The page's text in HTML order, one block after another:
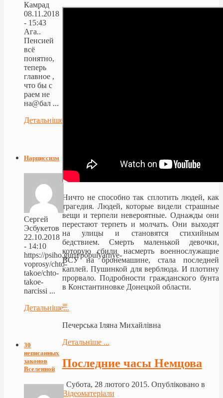
Ничто не способно так сплотить людей, как
трагедия. Людей, которые видели страшные
вещи и терпели невероятные. Однажды они
перестают терпеть и молчать. Они выходят
на улицы и становятся стихийным
бедствием. Смерть маленькой девочки,
которую сбили насмерть военнослужащие
ВСУ на бронемашине, стала последней
каплей. Пушинкой для верблюда. И плотину
прорвало. Подробности гражданского бунта
в Константиновке Донецкой области.
≡
Печерська Іляна Михайлівна
Детальніше ...
Последние часы Немцова
Субота, 28 лютого 2015. Опубліковано в
Відеоматеріали
Камрад
08.11.2018
- 15:43
Ага..
Пенсией
всё
понятно,
теперь
главное ,
что бы с
раем не
на@бал ...
Детальніше...
Нарциссизм
Сергей
Эсбукетов
22.10.2018
- 14:10
https://psiho.guru/populyarnye-
voprosy/chto-
takoe/chto-
takoe-
narcissi ...
Детальніше...
30
неписанных
законов
Вселенной